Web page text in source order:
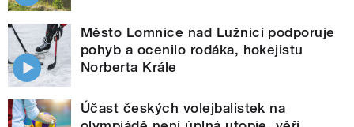
Město Lomnice nad Lužnicí podporuje
pohyb a ocenilo rodáka, hokejistu
Norberta Krále
Účast českých volejbalistek na